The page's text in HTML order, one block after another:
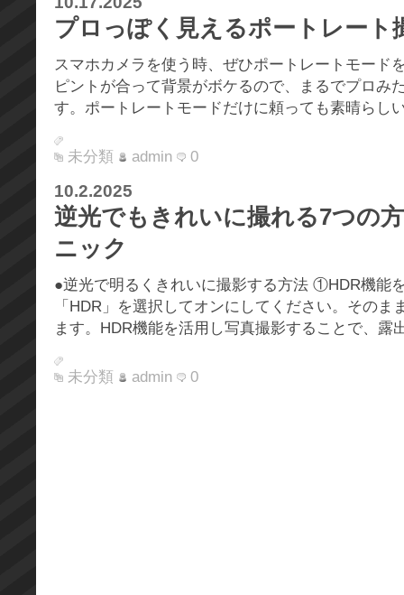
プロっぽく見えるポートレート
スマホカメラを使う時、ぜひポートレートモード
ピントが合って背景がボケるので、まるでプロみ
す。ポートレートモードだけに頼っても素晴らし
未分類 admin 0
10.2.2025
逆光でもきれいに撮れる7つの
ニック
●逆光で明るくきれいに撮影する方法 ①HDR機能
「HDR」を選択してオンにしてください。その
ます。HDR機能を活用し写真撮影することで、露
未分類 admin 0